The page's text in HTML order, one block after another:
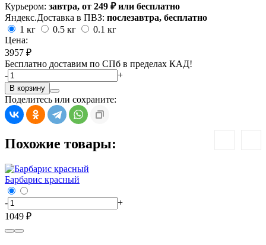
Курьером: завтра, от 249 ₽ или бесплатно
Яндекс.Доставка в ПВЗ: послезавтра, бесплатно
1 кг
0.5 кг
0.1 кг
Цена:
3957 ₽
Бесплатно доставим по СПб в пределах КАД!
-
+
В корзину
Поделитесь или сохраните:
Похожие товары:
Барбарис красный
-
+
1049 ₽